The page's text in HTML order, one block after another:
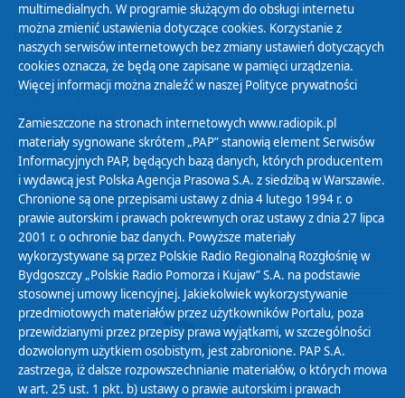
Polityka Prywatności
Zasady korzystania z Serwisu
Organizacje Pożytku Publicznego
Cyfryzacja DAB+
Polityka ochrony danych osobowych
Abonament
Zamówienia publiczne
Biuletyn Informacji Publicznej
multimedialnych. W programie służącym do obsługi internetu
można zmienić ustawienia dotyczące cookies. Korzystanie z
naszych serwisów internetowych bez zmiany ustawień dotyczących
cookies oznacza, że będą one zapisane w pamięci urządzenia.
Więcej informacji można znaleźć w naszej Polityce prywatności
Zamieszczone na stronach internetowych www.radiopik.pl
materiały sygnowane skrótem „PAP” stanowią element Serwisów
Informacyjnych PAP, będących bazą danych, których producentem
i wydawcą jest Polska Agencja Prasowa S.A. z siedzibą w Warszawie.
Chronione są one przepisami ustawy z dnia 4 lutego 1994 r. o
prawie autorskim i prawach pokrewnych oraz ustawy z dnia 27 lipca
2001 r. o ochronie baz danych. Powyższe materiały
wykorzystywane są przez Polskie Radio Regionalną Rozgłośnię w
Bydgoszczy „Polskie Radio Pomorza i Kujaw” S.A. na podstawie
stosownej umowy licencyjnej. Jakiekolwiek wykorzystywanie
przedmiotowych materiałów przez użytkowników Portalu, poza
przewidzianymi przez przepisy prawa wyjątkami, w szczególności
dozwolonym użytkiem osobistym, jest zabronione. PAP S.A.
zastrzega, iż dalsze rozpowszechnianie materiałów, o których mowa
w art. 25 ust. 1 pkt. b) ustawy o prawie autorskim i prawach